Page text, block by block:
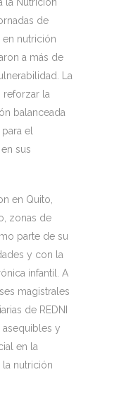
la Nutrición
de
nutrición
a más de
La
reforzar la
balanceada
para el
sus
en Quito,
zonas de
parte de su
y con la
infantil. A
magistrales
de REDNI
asequibles y
en la
nutrición